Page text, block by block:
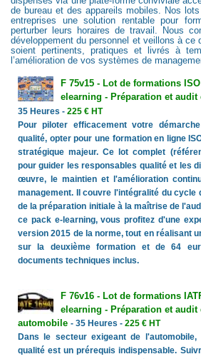
de bureau et des appareils mobiles. Nos
entreprises une solution rentable pour
perturber leurs horaires de travail. Nous
développement du personnel et veillons à ce
soient pertinents, pratiques et livrés à
l’amélioration de vos systèmes de
F 75v15 - Lot de formations
elearning - Préparation et audit
35 Heures - 225 € HT
Pour piloter efficacement votre
qualité, opter pour une formation en ligne
stratégique majeur. Ce lot complet
pour guider les responsables qualité et les
œuvre, le maintien et l'amélioration
management. Il couvre l'intégralité du cycle
de la préparation initiale à la maîtrise de
ce pack e-learning, vous profitez d'une
version 2015 de la norme, tout en réalisant
sur la deuxième formation et de 64
documents techniques inclus.
F 76v16 - Lot de formations
elearning - Préparation et audit
automobile - 35 Heures - 225 € HT
Dans le secteur exigeant de
qualité est un prérequis indispensable.